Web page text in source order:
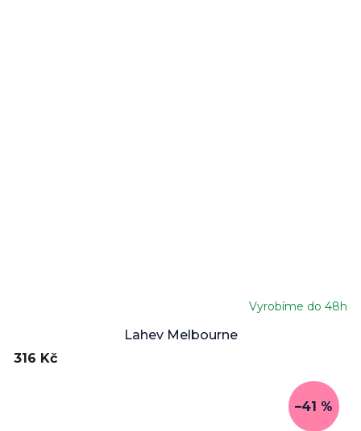
Lahev Melbourne
Vyrobíme do 48h
316 Kč
–41 %